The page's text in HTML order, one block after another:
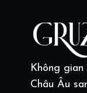
Không
Châu Âu